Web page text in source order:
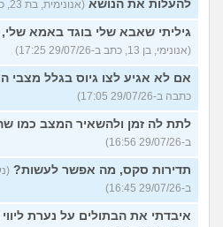
להעלות את הנושא (אנונימית, בת 23, כתבה ב-29/07/26 17:36)
גיליתי שאבא שלי בוגד באמא
(אנונימי, בן 13, כתב ב-29/07/26 17:25)
אם לא אגיע לצו גיוס בגלל מצבי
כתבה ב-29/07/26 17:05)
לתת לה זמן ולהשאיר המצב כמו
ב-29/07/26 16:56)
תדירות סקס, מה אפשר לעשות?
ב-29/07/26 16:45)
איבדתי את הבתולים על נערת ליווי